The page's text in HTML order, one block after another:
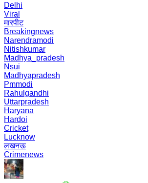
Delhi
Viral
मारपीट
Breakingnews
Narendramodi
Nitishkumar
Madhya_pradesh
Nsui
Madhyapradesh
Pmmodi
Rahulgandhi
Uttarpradesh
Haryana
Hardoi
Cricket
Lucknow
लखनऊ
Crimenews